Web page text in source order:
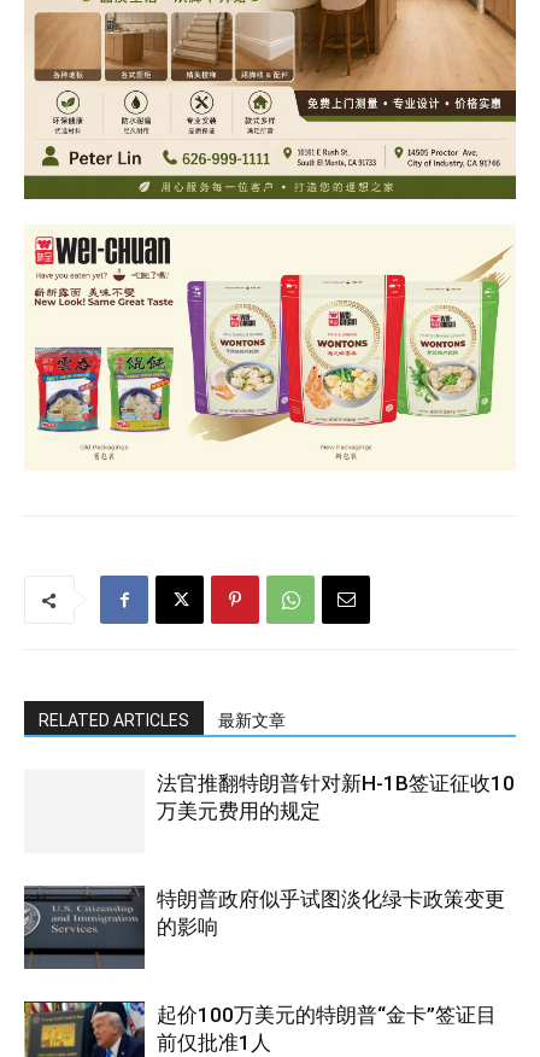
RELATED ARTICLES 最新文章
法官推翻特朗普针对新H-1B签证征收10
万美元费用的规定
特朗普政府似乎试图淡化绿卡政策变更
的影响
起价100万美元的特朗普“金卡”签证目
前仅批准1人